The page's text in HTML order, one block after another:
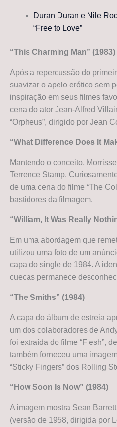
Duran Duran e Nile
“Free to Love”
“This Charming Man” (1983)
Após a repercussão do
suavizar o apelo erótico sem
inspiração em seus filmes
cena do ator Jean-Alfred
“Orpheus”, dirigido por Jean
“What Difference Does It
Mantendo o conceito,
Terrence Stamp.
de uma cena do filme “The
bastidores da filmagem.
“William, It Was Really
Em uma abordagem que
utilizou uma foto de um
capa do single de 1984. A
cuecas permanece
“The Smiths” (1984)
A capa do álbum de estreia
um dos colaboradores de
foi extraída do filme “Flesh”,
também forneceu uma
“Sticky Fingers” dos Rolling
“How Soon Is Now” (1984)
A imagem mostra Sean
(versão de 1958, dirigida por